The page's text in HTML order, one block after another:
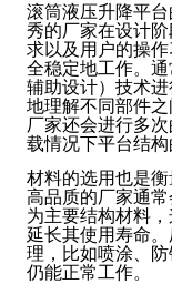
滚筒液压升降平
秀的厂家在设计
求以及用户的操
全稳定地工作。
辅助设计）技术
地理解不同部件之
厂家还会进行多
载情况下平台结构
材料的选用也是衡
高品质的厂家通
为主要结构材料
延长其使用寿命
理，比如喷涂、
仍能正常工作。